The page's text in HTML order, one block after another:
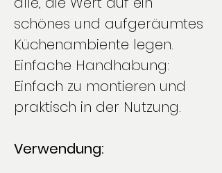
schönes und aufgeräumtes
Küchenambiente legen.
Einfache Handhabung:
Einfach zu montieren und
praktisch in der Nutzung.
Verwendung: